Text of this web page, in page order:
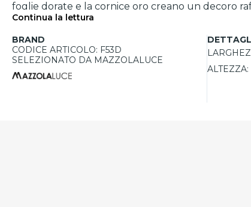
foglie dorate e la cornice oro creano un decoro
unico, mentre il formato 150x75 cm dona
Continua la lettura
BRAND
CODICE ARTICOLO: F53D
SELEZIONATO DA MAZZOLALUCE
ALTEZZA: